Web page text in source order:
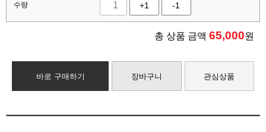
수량 +1 -1
총 상품 금액 65,000원
바로 구매하기 장바구니 관심상품